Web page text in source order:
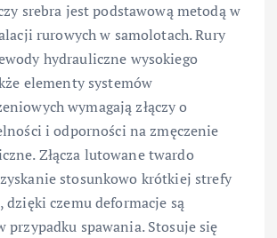
srebra jest podstawową metodą w
rurowych w samolotach. Rury
hydrauliczne wysokiego
elementy systemów
wymagają złączy o
i odporności na zmęczenie
Złącza lutowane twardo
stosunkowo krótkiej strefy
dzięki czemu deformacje są
przypadku spawania. Stosuje się